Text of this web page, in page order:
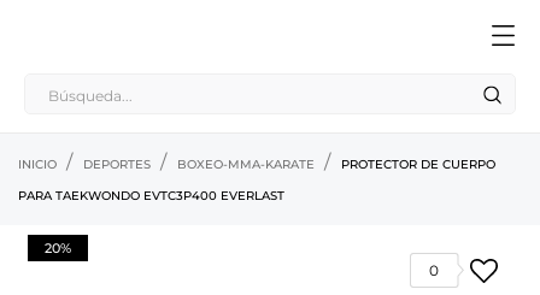
INICIO DEPORTES BOXEO-MMA-KARATE
PROTECTOR DE CUERPO
PARA TAEKWONDO EVTC3P400 EVERLAST
20%
0